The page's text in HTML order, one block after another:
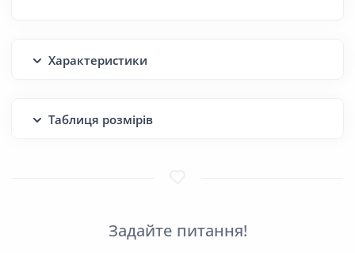
Характеристики
Таблиця розмірів
Задайте питання!